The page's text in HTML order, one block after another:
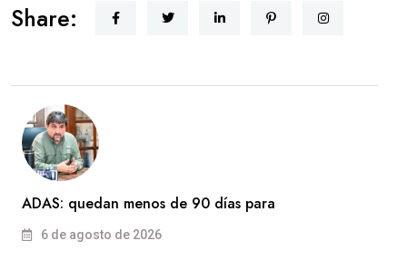
Share:
ADAS: quedan menos de 90 días para
6 de agosto de 2026